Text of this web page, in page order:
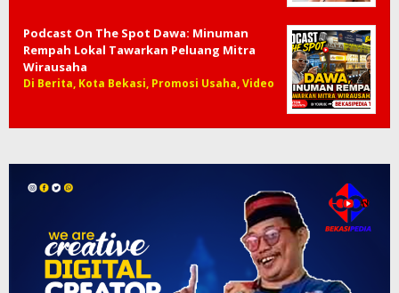
Podcast On The Spot Dawa: Minuman
Rempah Lokal Tawarkan Peluang Mitra
Wirausaha
Di Berita, Kota Bekasi, Promosi Usaha, Video